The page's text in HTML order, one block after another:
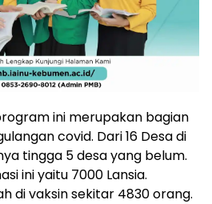
ini merupakan bagian
covid. Dari 16 Desa di
tingga 5 desa yang belum.
ini yaitu 7000 Lansia.
di vaksin sekitar 4830 orang.